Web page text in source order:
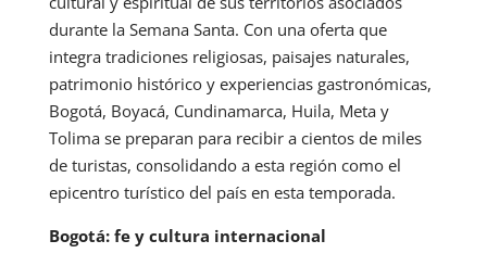
durante la Semana Santa. Con una oferta que
integra tradiciones religiosas, paisajes naturales,
patrimonio histórico y experiencias gastronómicas,
Bogotá, Boyacá, Cundinamarca, Huila, Meta y
Tolima se preparan para recibir a cientos de miles
de turistas, consolidando a esta región como el
epicentro turístico del país en esta temporada.
Bogotá: fe y cultura internacional